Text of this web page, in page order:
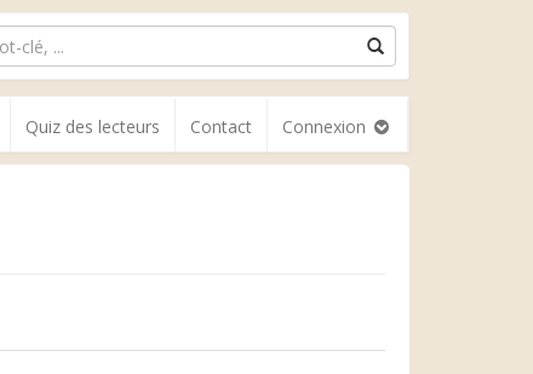
Quiz des lecteurs Contact Connexion